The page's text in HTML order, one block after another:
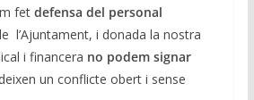
fet defensa del personal
l’Ajuntament, i donada la nostra
i financera no podem signar
un conflicte obert i sense